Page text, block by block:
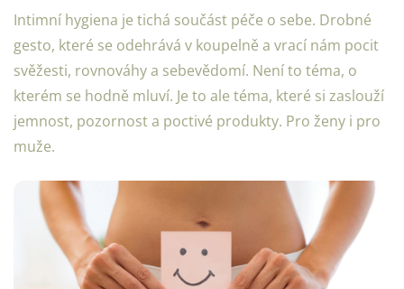
Intimní hygiena je tichá součást péče o sebe. Drobné
gesto, které se odehrává v koupelně a vrací nám pocit
svěžesti, rovnováhy a sebevědomí. Není to téma, o
kterém se hodně mluví. Je to ale téma, které si zaslouží
jemnost, pozornost a poctivé produkty. Pro ženy i pro
muže.